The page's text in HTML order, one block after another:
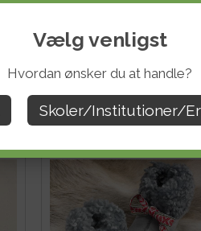
Vælg venligst
Hvordan ønsker du at handle?
Skoler/Institutioner/
HOLDER TIL HØRETELEFONER I LÆDER